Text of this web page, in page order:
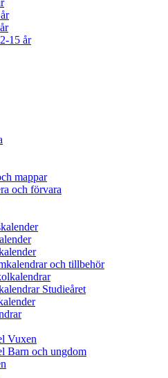
15 år
mappar
och förvara
och tillbehör
Studieåret
Vuxen
Barn och ungdom